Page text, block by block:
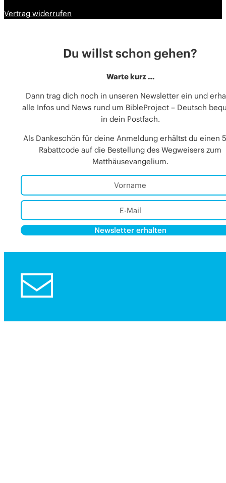
Vertrag widerrufen
Du willst schon gehen?
Warte kurz …
Dann trag dich noch in unseren Newsletter ein und
alle Infos und News rund um BibleProject – Deutsch
in dein Postfach.
Als Dankeschön für deine Anmeldung erhältst du einen
Rabattcode auf die Bestellung des Wegweisers zum
Matthäusevangelium.
Newsletter erhalten